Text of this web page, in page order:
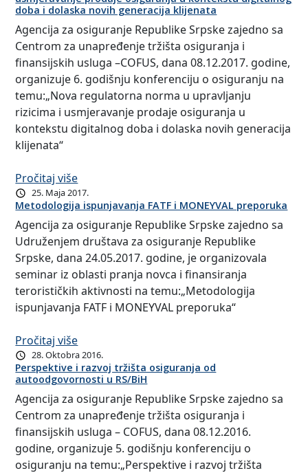
doba i dolaska novih generacija klijenata
Agencija za osiguranje Republike Srpske zajedno sa
Centrom za unapređenje tržišta osiguranja i
finansijskih usluga –COFUS, dana 08.12.2017. godine,
organizuje 6. godišnju konferenciju o osiguranju na
temu:„Nova regulatorna norma u upravljanju
rizicima i usmjeravanje prodaje osiguranja u
kontekstu digitalnog doba i dolaska novih generacija
klijenata“
Pročitaj više
25. Maja 2017.
Metodologija ispunjavanja FATF i MONEYVAL preporuka
Agencija za osiguranje Republike Srpske zajedno sa
Udruženjem društava za osiguranje Republike
Srpske, dana 24.05.2017. godine, je organizovala
seminar iz oblasti pranja novca i finansiranja
terorističkih aktivnosti na temu:„Metodologija
ispunjavanja FATF i MONEYVAL preporuka“
Pročitaj više
28. Oktobra 2016.
Perspektive i razvoj tržišta osiguranja od
autoodgovornosti u RS/BiH
Agencija za osiguranje Republike Srpske zajedno sa
Centrom za unapređenje tržišta osiguranja i
finansijskih usluga – COFUS, dana 08.12.2016.
godine, organizuje 5. godišnju konferenciju o
osiguranju na temu:„Perspektive i razvoj tržišta